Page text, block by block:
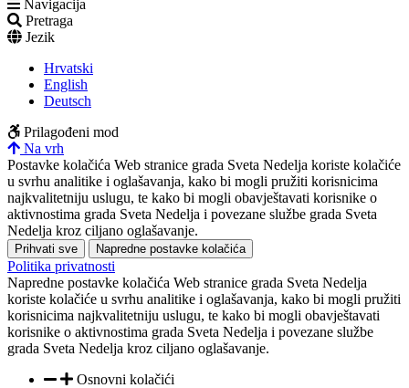
Navigacija
Pretraga
Jezik
Hrvatski
English
Deutsch
Prilagođeni mod
Na vrh
Postavke kolačića Web stranice grada Sveta Nedelja koriste kolačiće
u svrhu analitike i oglašavanja, kako bi mogli pružiti korisnicima
najkvalitetniju uslugu, te kako bi mogli obavještavati korisnike o
aktivnostima grada Sveta Nedelja i povezane službe grada Sveta
Nedelja kroz ciljano oglašavanje.
Prihvati sve Napredne postavke kolačića
Politika privatnosti
Napredne postavke kolačića Web stranice grada Sveta Nedelja
koriste kolačiće u svrhu analitike i oglašavanja, kako bi mogli pružiti
korisnicima najkvalitetniju uslugu, te kako bi mogli obavještavati
korisnike o aktivnostima grada Sveta Nedelja i povezane službe
grada Sveta Nedelja kroz ciljano oglašavanje.
Osnovni kolačići